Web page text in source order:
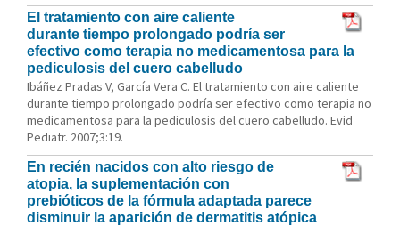
El tratamiento con aire caliente
durante tiempo prolongado podría ser
efectivo como terapia no medicamentosa para la
pediculosis del cuero cabelludo
Ibáñez Pradas V, García Vera C. El tratamiento con aire caliente
durante tiempo prolongado podría ser efectivo como terapia no
medicamentosa para la pediculosis del cuero cabelludo. Evid
Pediatr. 2007;3:19.
En recién nacidos con alto riesgo de
atopia, la suplementación con
prebióticos de la fórmula adaptada parece
disminuir la aparición de dermatitis atópica